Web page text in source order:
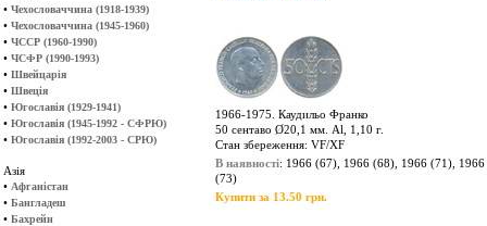
• Чехословаччина (1918-1939)
• Чехословаччина (1945-1960)
• ЧССР (1960-1990)
• ЧСФР (1990-1993)
• Швейцарія
• Швеція
• Югославія (1929-1941)
• Югославія (1945-1992 - СФРЮ)
• Югославія (1992-2003 - СРЮ)
Азія
• Афганістан
• Бангладеш
• Бахрейн
1966-1975. Каудильо Франко
50 сентаво Ø20,1 мм. Al, 1,10 г.
Стан збереження: VF/XF
В наявності: 1966 (67), 1966 (68), 1966 (71), 1966
(73)
Купити за 13.50 грн.